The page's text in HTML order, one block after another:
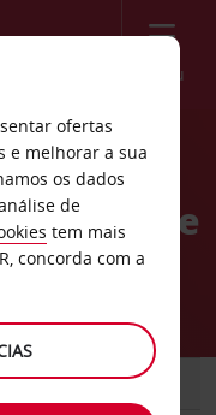
Menu
de
COMERCIAIS
ofertas
e melhorar a sua
os dados
de
tem mais
concorda com a